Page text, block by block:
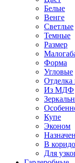
Белые
Венге
Светлые
Темные
Размер
Форма
Угловые
Отделка
Из МДФ
Купе
Эконом
В
Для